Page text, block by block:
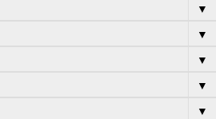
▼
▼
▼
▼
▼